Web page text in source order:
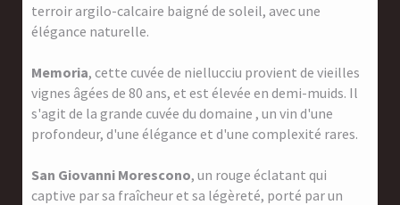
terroir argilo-calcaire baigné de soleil, avec une
élégance naturelle.
Memoria, cette cuvée de niellucciu provient de vieilles
vignes âgées de 80 ans, et est élevée en demi-muids. Il
s'agit de la grande cuvée du domaine , un vin d'une
profondeur, d'une élégance et d'une complexité rares.
San Giovanni Morescono, un rouge éclatant qui
captive par sa fraîcheur et sa légèreté, porté par un